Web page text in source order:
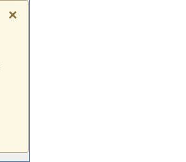
×